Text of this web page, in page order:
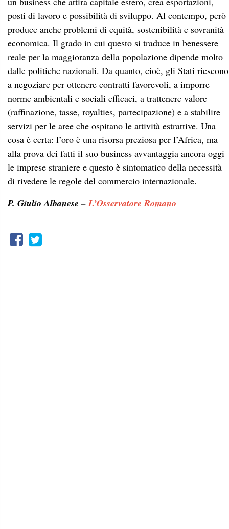
posti di lavoro e possibilità di sviluppo. Al contempo, però
produce anche problemi di equità, sostenibilità e sovranità
economica. Il grado in cui questo si traduce in benessere
reale per la maggioranza della popolazione dipende molto
dalle politiche nazionali. Da quanto, cioè, gli Stati riescono
a negoziare per ottenere contratti favorevoli, a imporre
norme ambientali e sociali efficaci, a trattenere valore
(raffinazione, tasse, royalties, partecipazione) e a stabilire
servizi per le aree che ospitano le attività estrattive. Una
cosa è certa: l’oro è una risorsa preziosa per l’Africa, ma
alla prova dei fatti il suo business avvantaggia ancora oggi
le imprese straniere e questo è sintomatico della necessità
di rivedere le regole del commercio internazionale.
P. Giulio Albanese –L’Osservatore Romano